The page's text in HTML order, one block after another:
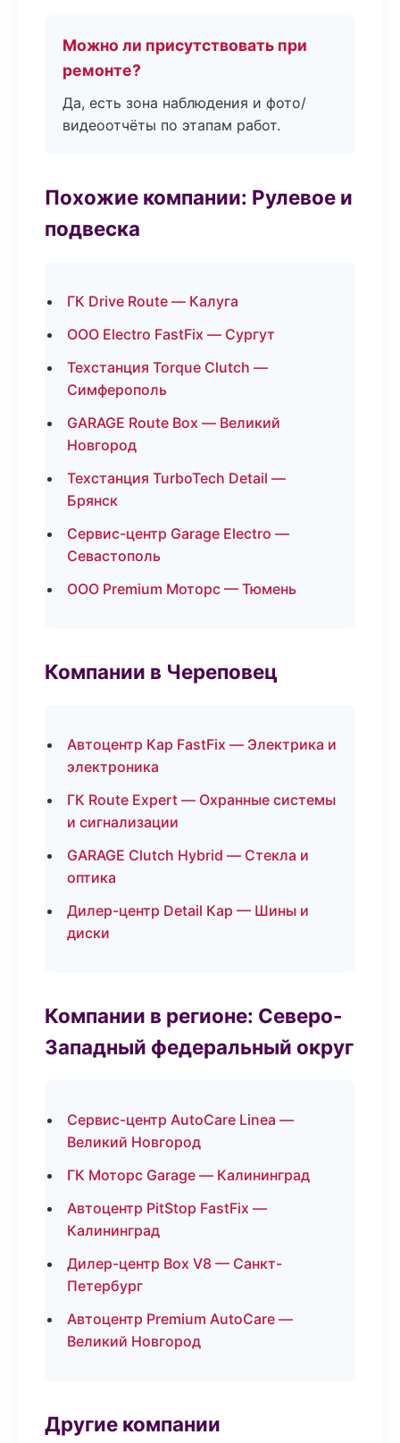
Можно ли присутствовать при
ремонте?
Да, есть зона наблюдения и фото/
видеоотчёты по этапам работ.
Похожие компании: Рулевое и
подвеска
ГК Drive Route — Калуга
ООО Electro FastFix — Сургут
Техстанция Torque Clutch —
Симферополь
GARAGE Route Box — Великий
Новгород
Техстанция TurboTech Detail —
Брянск
Сервис-центр Garage Electro —
Севастополь
ООО Premium Моторс — Тюмень
Компании в Череповец
Автоцентр Кар FastFix — Электрика и
электроника
ГК Route Expert — Охранные системы
и сигнализации
GARAGE Clutch Hybrid — Стекла и
оптика
Дилер-центр Detail Кар — Шины и
диски
Компании в регионе: Северо-
Западный федеральный округ
Сервис-центр AutoCare Linea —
Великий Новгород
ГК Моторс Garage — Калининград
Автоцентр PitStop FastFix —
Калининград
Дилер-центр Box V8 — Санкт-
Петербург
Автоцентр Premium AutoCare —
Великий Новгород
Другие компании